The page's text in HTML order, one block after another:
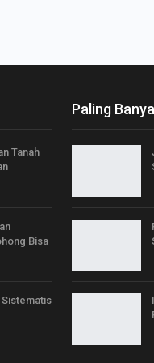
Tanah
Bisa
Sistematis
Paling